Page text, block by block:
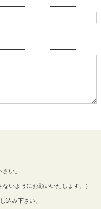
い。
いようにお願いいたします。）
込み下さい。